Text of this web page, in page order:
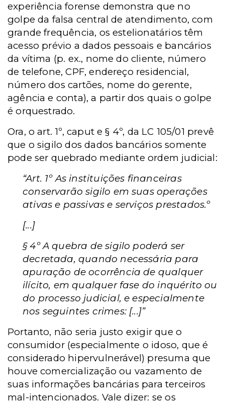
experiência forense demonstra que no
golpe da falsa central de atendimento, com
grande frequência, os estelionatários têm
acesso prévio a dados pessoais e bancários
da vítima (p. ex., nome do cliente, número
de telefone, CPF, endereço residencial,
número dos cartões, nome do gerente,
agência e conta), a partir dos quais o golpe
é orquestrado.
Ora, o art. 1º, caput e § 4º, da LC 105/01 prevê
que o sigilo dos dados bancários somente
pode ser quebrado mediante ordem judicial:
“Art. 1º As instituições financeiras
conservarão sigilo em suas operações
ativas e passivas e serviços prestados.º
[...]
§ 4º A quebra de sigilo poderá ser
decretada, quando necessária para
apuração de ocorrência de qualquer
ilícito, em qualquer fase do inquérito ou
do processo judicial, e especialmente
nos seguintes crimes: [...]”
Portanto, não seria justo exigir que o
consumidor (especialmente o idoso, que é
considerado hipervulnerável) presuma que
houve comercialização ou vazamento de
suas informações bancárias para terceiros
mal-intencionados. Vale dizer: se os